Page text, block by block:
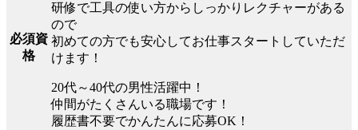
必須資
格
研修で工具の使い方からしっかりレクチャーがある
ので
初めての方でも安心してお仕事スタートしていただ
けます！
20代～40代の男性活躍中！
仲間がたくさんいる職場です！
履歴書不要でかんたんに応募OK！